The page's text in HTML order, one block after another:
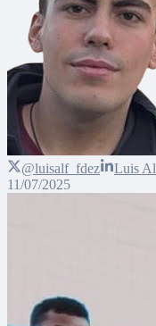
@luisalf_fdez
Luis
11/07/2025